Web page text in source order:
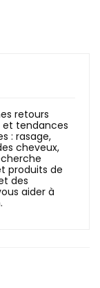
retours
et tendances
: rasage,
cheveux,
produits de
des
aider à